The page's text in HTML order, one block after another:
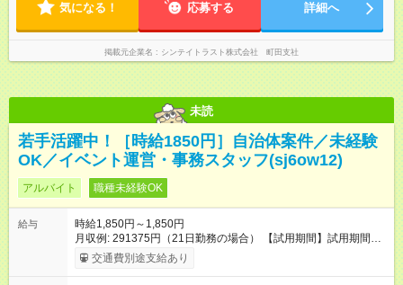
気になる！ 応募する 詳細へ
掲載元企業名 シンテイトラスト株式会社 町田支社
未読
若手活躍中！［時給1850円］自治体案件／未経験
OK／イベント運営・事務スタッフ(sj6ow12)
アルバイト 職種未経験OK
給与
時給1,850円～1,850円
月収例: 291375円（21日勤務の場合） 【試用期間】試用期間な
し 交通費別途支給あり